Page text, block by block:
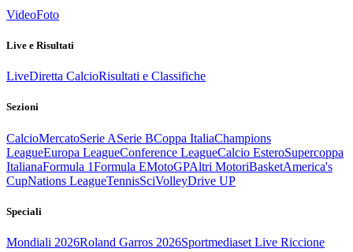
VideoFoto
Live e Risultati
LiveDiretta CalcioRisultati e Classifiche
Sezioni
CalcioMercatoSerie ASerie BCoppa ItaliaChampions
LeagueEuropa LeagueConference LeagueCalcio EsteroSupercoppa
ItalianaFormula 1Formula EMotoGPAltri MotoriBasketAmerica's
CupNations LeagueTennisSciVolleyDrive UP
Speciali
Mondiali 2026Roland Garros 2026Sportmediaset Live Riccione